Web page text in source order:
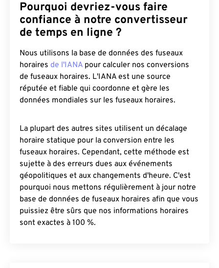
Pourquoi devriez-vous faire
confiance à notre convertisseur
de temps en ligne ?
Nous utilisons la base de données des fuseaux
horaires de l'IANA pour calculer nos conversions
de fuseaux horaires. L'IANA est une source
réputée et fiable qui coordonne et gère les
données mondiales sur les fuseaux horaires.
La plupart des autres sites utilisent un décalage
horaire statique pour la conversion entre les
fuseaux horaires. Cependant, cette méthode est
sujette à des erreurs dues aux événements
géopolitiques et aux changements d'heure. C'est
pourquoi nous mettons régulièrement à jour notre
base de données de fuseaux horaires afin que vous
puissiez être sûrs que nos informations horaires
sont exactes à 100 %.